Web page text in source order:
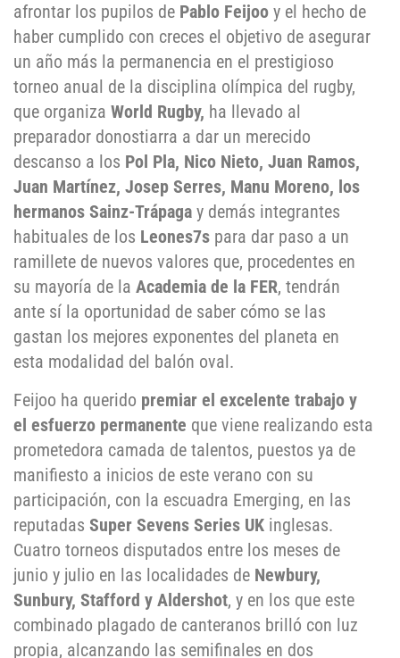
afrontar los pupilos de Pablo Feijoo y el hecho de
haber cumplido con creces el objetivo de asegurar
un año más la permanencia en el prestigioso
torneo anual de la disciplina olímpica del rugby,
que organiza World Rugby, ha llevado al
preparador donostiarra a dar un merecido
descanso a los Pol Pla, Nico Nieto, Juan Ramos,
Juan Martínez, Josep Serres, Manu Moreno, los
hermanos Sainz-Trápaga y demás integrantes
habituales de los Leones7s para dar paso a un
ramillete de nuevos valores que, procedentes en
su mayoría de la Academia de la FER, tendrán
ante sí la oportunidad de saber cómo se las
gastan los mejores exponentes del planeta en
esta modalidad del balón oval.
Feijoo ha querido premiar el excelente trabajo y
el esfuerzo permanente que viene realizando esta
prometedora camada de talentos, puestos ya de
manifiesto a inicios de este verano con su
participación, con la escuadra Emerging, en las
reputadas Super Sevens Series UK inglesas.
Cuatro torneos disputados entre los meses de
junio y julio en las localidades de Newbury,
Sunbury, Stafford y Aldershot, y en los que este
combinado plagado de canteranos brilló con luz
propia, alcanzando las semifinales en dos